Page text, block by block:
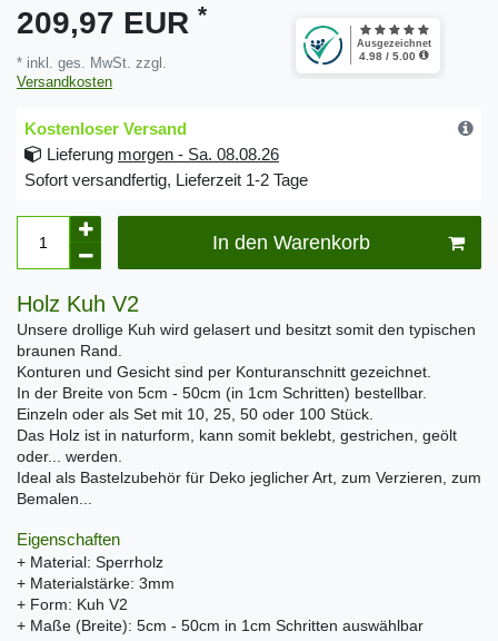
209,97 EUR *
* inkl. ges. MwSt. zzgl.
Versandkosten
Kostenloser Versand
Lieferung morgen - Sa. 08.08.26
Sofort versandfertig, Lieferzeit 1-2 Tage
In den Warenkorb
Holz Kuh V2
Unsere drollige Kuh wird gelasert und besitzt somit den typischen
braunen Rand.
Konturen und Gesicht sind per Konturanschnitt gezeichnet.
In der Breite von 5cm - 50cm (in 1cm Schritten) bestellbar.
Einzeln oder als Set mit 10, 25, 50 oder 100 Stück.
Das Holz ist in naturform, kann somit beklebt, gestrichen, geölt
oder... werden.
Ideal als Bastelzubehör für Deko jeglicher Art, zum Verzieren, zum
Bemalen...
Eigenschaften
+ Material: Sperrholz
+ Materialstärke: 3mm
+ Form: Kuh V2
+ Maße (Breite): 5cm - 50cm in 1cm Schritten auswählbar